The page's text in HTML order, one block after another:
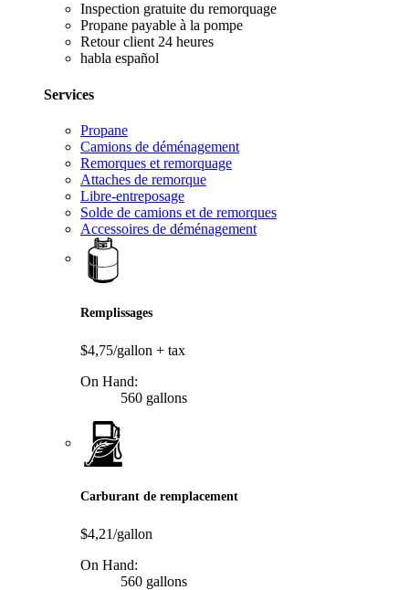
Inspection gratuite du remorquage
Propane payable à la pompe
Retour client 24 heures
habla español
Services
Propane
Camions de déménagement
Remorques et remorquage
Attaches de remorque
Libre-entreposage
Solde de camions et de remorques
Accessoires de déménagement
Remplissages
$4,75/gallon + tax
On Hand:
560 gallons
Carburant de remplacement
$4,21/gallon
On Hand:
560 gallons